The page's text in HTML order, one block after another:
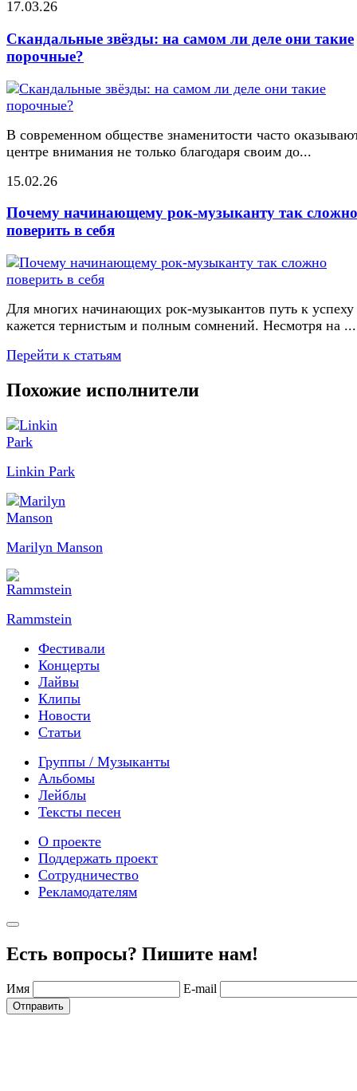
17.03.26
Скандальные звёзды: на самом ли деле они такие
порочные?
В современном обществе знаменитости часто
центре внимания не только благодаря своим до...
15.02.26
Почему начинающему рок-музыканту так сложно
поверить в себя
Для многих начинающих рок-музыкантов путь к успеху
кажется тернистым и полным сомнений. Несмотря на ...
Перейти к статьям
Похожие исполнители
Linkin Park
Marilyn Manson
Rammstein
Фестивали
Концерты
Лайвы
Клипы
Новости
Статьи
Группы / Музыканты
Альбомы
Лейблы
Тексты песен
О проекте
Поддержать проект
Сотрудничество
Рекламодателям
Есть вопросы? Пишите нам!
Имя E-mail